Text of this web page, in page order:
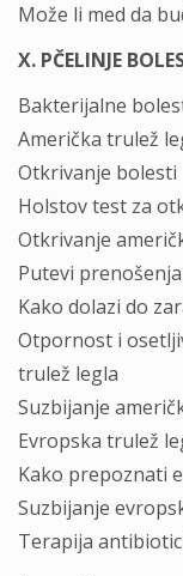
Može li med da
X. PČELINJE
Bakterijalne
Američka trulež
Otkrivanje bolesti
Holstov test za
Otkrivanje
Putevi
Kako dolazi do
Otpornost i
trulež legla
Suzbijanje
Evropska trulež
Kako prepoznati
Suzbijanje
Terapija